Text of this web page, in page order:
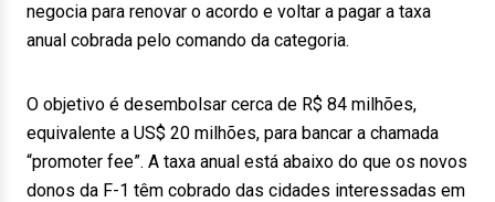
negocia para renovar o acordo e voltar a pagar a taxa
anual cobrada pelo comando da categoria.
O objetivo é desembolsar cerca de R$ 84 milhões,
equivalente a US$ 20 milhões, para bancar a chamada
“promoter fee”. A taxa anual está abaixo do que os novos
donos da F-1 têm cobrado das cidades interessadas em